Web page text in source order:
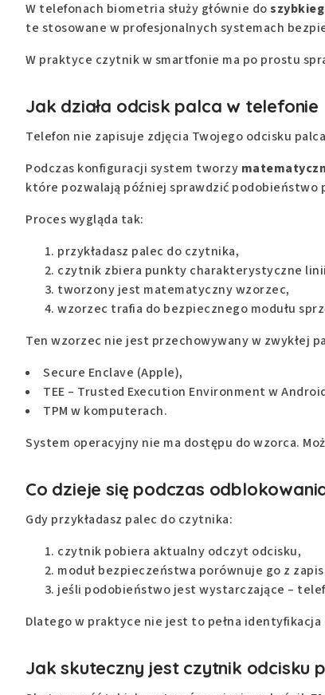
W telefonach biometria służy głównie do
te stosowane w profesjonalnych systemach
W praktyce czytnik w smartfonie ma po prostu
Jak działa odcisk palca w telefonie
Telefon nie zapisuje zdjęcia Twojego odcisku
Podczas konfiguracji system tworzy
które pozwalają później sprawdzić podobieństwo
Proces wygląda tak:
przykładasz palec do czytnika,
czytnik zbiera punkty charakterystyczne
tworzony jest matematyczny wzorzec,
wzorzec trafia do bezpiecznego modułu
Ten wzorzec nie jest przechowywany w zwykłej
Secure Enclave (Apple),
TEE – Trusted Execution Environment w
TPM w komputerach.
System operacyjny nie ma dostępu do wzorca.
Co dzieje się podczas
Gdy przykładasz palec do czytnika:
czytnik pobiera aktualny odczyt odcisku,
moduł bezpieczeństwa porównuje go z
jeśli podobieństwo jest wystarczające –
Dlatego w praktyce nie jest to pełna identyfikacja
Jak skuteczny jest czytnik odcisku